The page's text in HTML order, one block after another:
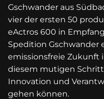
Gschwander aus
vier der ersten 50
eActros 600 in
Spedition Gschwander
emissionsfreie Zukunft
diesem mutigen Schritt
Innovation und
gehen können.